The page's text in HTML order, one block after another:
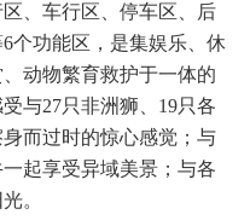
、车行区、停车区、后
个功能区，是集娱乐、休
动物繁育救护于一体的
与27只非洲狮、19只各
而过时的惊心感觉；与
起享受异域美景；与各
。